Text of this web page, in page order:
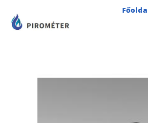
content